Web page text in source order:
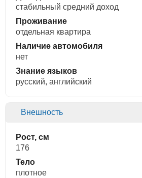
стабильный средний доход
Проживание
отдельная квартира
Наличие автомобиля
нет
Знание языков
русский, английский
Внешность
Рост, см
176
Тело
плотное